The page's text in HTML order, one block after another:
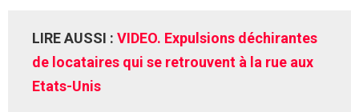
LIRE AUSSI : VIDEO. Expulsions déchirantes
de locataires qui se retrouvent à la rue aux
Etats-Unis